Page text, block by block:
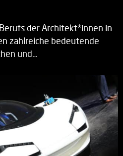
der Architekt*innen in
zahlreiche bedeutende
und…